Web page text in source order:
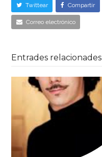
Twittear Compartir
Correo electrónico
Entrades relacionades